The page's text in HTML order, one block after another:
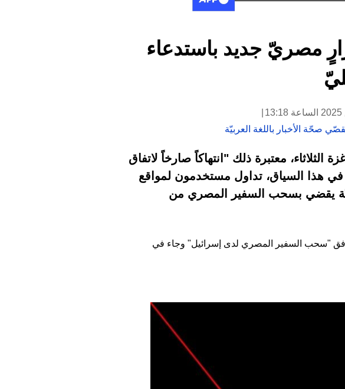
2012 وليس لقرارٍ مصريّ جديد باستدعاء
صحّة الأخبار باللغة العربيّة
معتبرة ذلك "انتهاكاً صارخاً لاتفاق
هذا السياق، تداول مستخدمون لمواقع
يقضي بسحب السفير المصري من
"سحب السفير المصري لدى إسرائيل" وجاء في